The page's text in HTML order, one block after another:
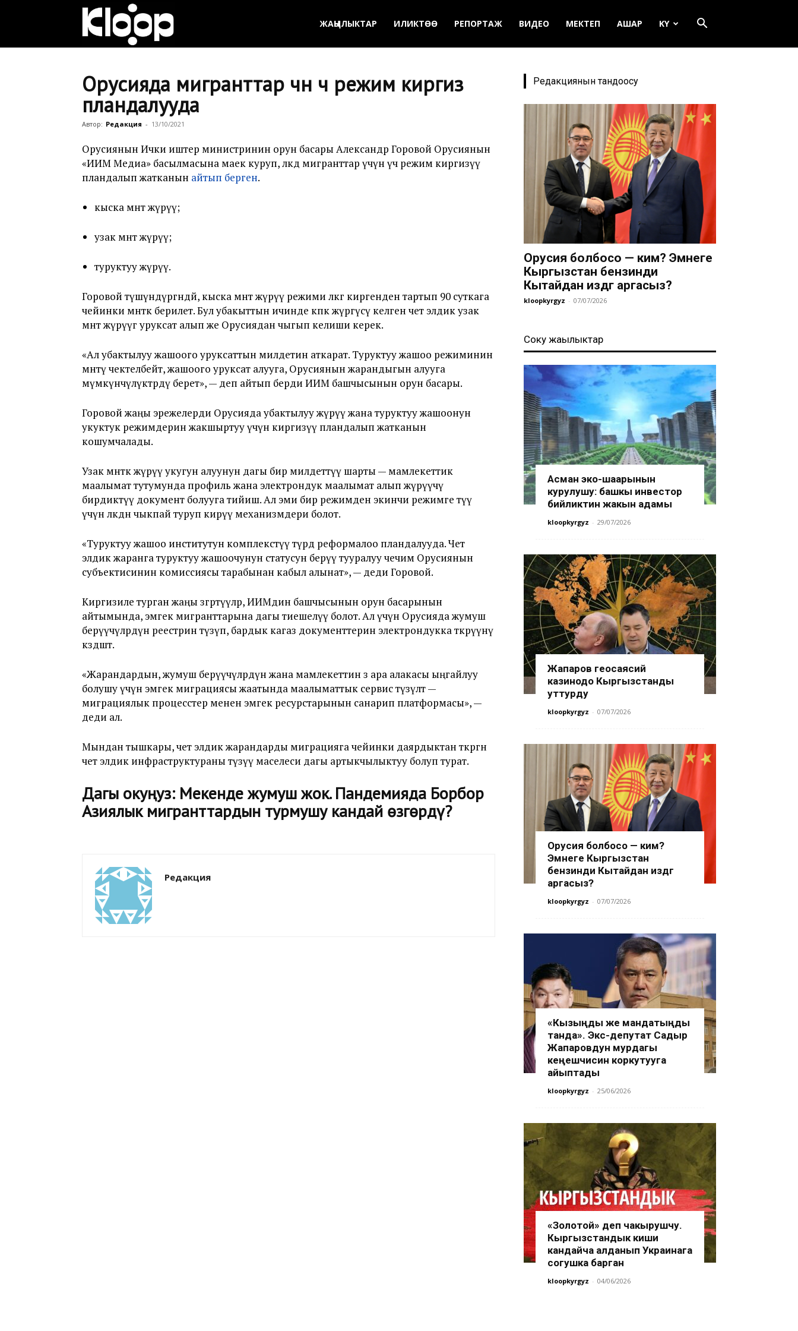
|
Кыргызстан
жаңылыктары
ЖАҢЫЛЫКТАР ИЛИКТӨӨ РЕПОРТАЖ ВИДЕО МЕКТЕП АШАР KY
Орусияда мигранттар үчүн үч режим киргизүү
пландалууда
Автор: Редакция - 13/10/2021
Орусиянын Ички иштер министринин орун басары Александр Горовой Орусиянын
«ИИМ Медиа» басылмасына маек куруп, өлкөдө мигранттар үчүн үч режим киргизүү
пландалып жатканын айтып берген.
кыска мөөнөт жүрүү;
узак мөөнөт жүрүү;
туруктуу жүрүү.
Горовой түшүндүргөндөй, кыска мөөнөт жүрүү режими өлкөгө киргенден тартып 90 суткага
чейинки мөөнөткө берилет. Бул убакыттын ичинде көпкө жүргүсү келген чет элдик узак
мөөнөт жүрүүгө уруксат алып же Орусиядан чыгып келиши керек.
«Ал убактылуу жашоого уруксаттын милдетин аткарат. Туруктуу жашоо режиминин
мөөнөтү чектелбейт, жашоого уруксат алууга, Орусиянын жарандыгын алууга
мүмкүнчүлүктөрдү берет», — деп айтып берди ИИМ башчысынын орун басары.
Горовой жаңы эрежелерди Орусияда убактылуу жүрүү жана туруктуу жашоонун
укуктук режимдерин жакшыртуу үчүн киргизүү пландалып жатканын
кошумчалады.
Узак мөөнөткө жүрүү укугун алуунун дагы бир милдеттүү шарты — мамлекеттик
маалымат тутумунда профиль жана электрондук маалымат алып жүрүүчү
бирдиктүү документ болууга тийиш. Ал эми бир режимден экинчи режимге өтүү
үчүн өлкөдөн чыкпай туруп кирүү механизмдери болот.
«Туруктуу жашоо институтун комплекстүү түрдө реформалоо пландалууда. Чет
элдик жаранга туруктуу жашоочунун статусун берүү тууралуу чечим Орусиянын
субъектисинин комиссиясы тарабынан кабыл алынат», — деди Горовой.
Киргизиле турган жаңы өзгөртүүлөр, ИИМдин башчысынын орун басарынын
айтымында, эмгек мигранттарына дагы тиешелүү болот. Ал үчүн Орусияда жумуш
берүүчүлөрдүн реестрин түзүп, бардык кагаз документтерин электрондукка өткөрүүнү
көздөшөт.
«Жарандардын, жумуш берүүчүлөрдүн жана мамлекеттин өз ара алакасы ыңгайлуу
болушу үчүн эмгек миграциясы жаатында маалыматтык сервис түзүлөт —
миграциялык процесстер менен эмгек ресурстарынын санарип платформасы», —
деди ал.
Мындан тышкары, чет элдик жарандарды миграцияга чейинки даярдыктан өткөргөн
чет элдик инфраструктураны түзүү маселеси дагы артыкчылыктуу болуп турат.
Дагы окуңуз: Мекенде жумуш жок. Пандемияда Борбор
Азиялык мигранттардын турмушу кандай өзгөрдү?
Редакция
Редакциянын тандоосу
Орусия болбосо — ким? Эмнеге
Кыргызстан бензинди
Кытайдан издөөгө аргасыз?
kloopkyrgyz - 07/07/2026
Соңку жаңылыктар
Асман эко-шаарынын
курулушу: башкы инвестор
бийликтин жакын адамы
kloopkyrgyz - 29/07/2026
Жапаров геосаясий
казинодо Кыргызстанды
уттурду
kloopkyrgyz - 07/07/2026
Орусия болбосо — ким?
Эмнеге Кыргызстан
бензинди Кытайдан издөөгө
аргасыз?
kloopkyrgyz - 07/07/2026
«Кызыңды же мандатыңды
танда». Экс-депутат Садыр
Жапаровдун мурдагы
кеңешчисин коркутууга
айыптады
kloopkyrgyz - 25/06/2026
«Золотой» деп чакырушчу.
Кыргызстандык киши
кандайча алданып Украинага
согушка барган
kloopkyrgyz - 04/06/2026